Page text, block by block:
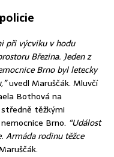
při výcviku v hodu
Březina. Jeden z
Brno byl letecky
uvedl Maruščák. Mluvčí
Bothová na
těžkými
Brno. “Událost
Armáda rodinu těžce